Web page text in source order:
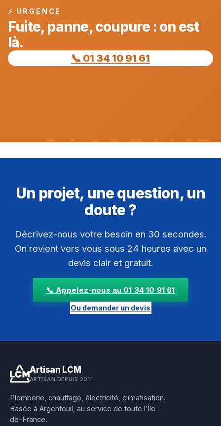
⚡ URGENCE
Fuite, panne, coupure : on est
là.
📞 01 34 10 91 61
Un projet, une question, un
doute ?
Décrivez-nous votre besoin en 30 secondes.
On revient vers vous sous 24 heures avec un
devis clair et gratuit.
📞 Appelez-nous au 01 34 10 91 61
Ou demander un devis
Artisan LCM
ARTISAN DEPUIS 2011
Plomberie, chauffage, électricité, climatisation.
Basée à Argenteuil, au service de toute l’Île-
de-France.